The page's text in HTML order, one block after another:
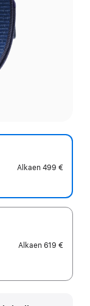
Alkaen 499 €
Alkaen 619 €